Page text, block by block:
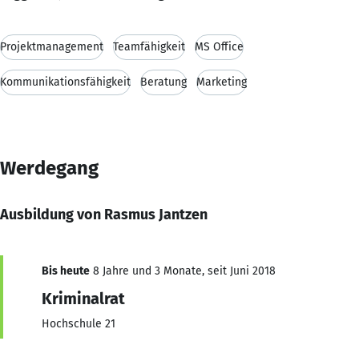
Projektmanagement Teamfähigkeit MS Office
Kommunikationsfähigkeit Beratung Marketing
Werdegang
Ausbildung von Rasmus Jantzen
Bis heute 8 Jahre und 3 Monate, seit Juni 2018
Kriminalrat
Hochschule 21